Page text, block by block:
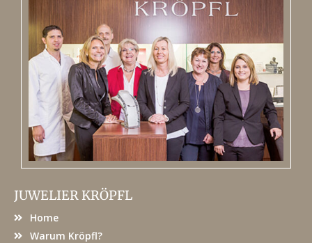
JUWELIER KRÖPFL
Home
Warum Kröpfl?